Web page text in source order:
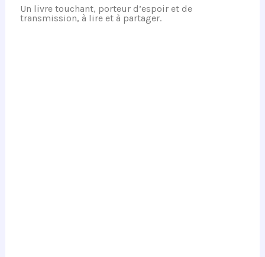
Un livre touchant, porteur d’espoir et de
transmission, à lire et à partager.